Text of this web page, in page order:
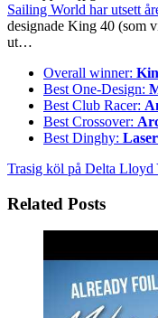
Sailing World har utsett
designade King 40 (som
ut…
Overall winner:
Best One-Design:
Best Club Racer:
Best Crossover:
Best Dinghy:
Trasig köl på Delta Lloyd
Related Posts